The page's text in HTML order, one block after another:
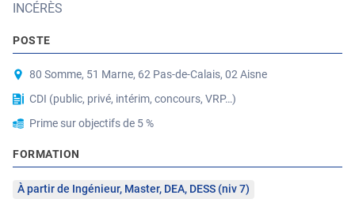
INCÉRÈS
POSTE
80 Somme, 51 Marne, 62 Pas-de-Calais, 02 Aisne
CDI (public, privé, intérim, concours, VRP…)
Prime sur objectifs de 5 %
FORMATION
À partir de Ingénieur, Master, DEA, DESS (niv 7)